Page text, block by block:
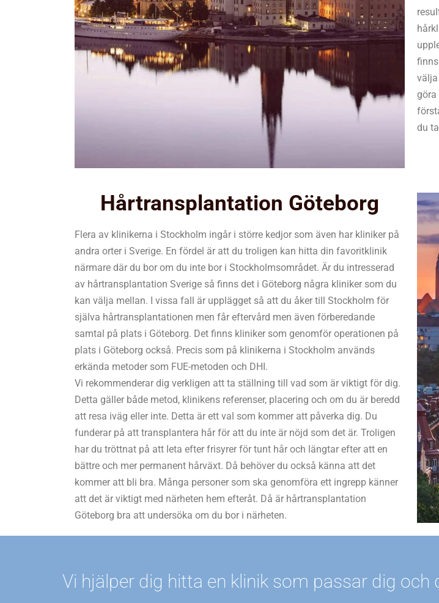
göra
du
Hårtransplantation Göteborg
Flera av klinikerna i Stockholm ingår i större kedjor som även har kliniker på
andra orter i Sverige. En fördel är att du troligen kan hitta din favoritklinik
närmare där du bor om du inte bor i Stockholmsområdet. Är du intresserad
av hårtransplantation Sverige så finns det i Göteborg några kliniker som du
kan välja mellan. I vissa fall är upplägget så att du åker till Stockholm för
själva hårtransplantationen men får eftervård men även förberedande
samtal på plats i Göteborg. Det finns kliniker som genomför operationen på
plats i Göteborg också. Precis som på klinikerna i Stockholm används
erkända metoder som FUE-metoden och DHI.
Vi rekommenderar dig verkligen att ta ställning till vad som är viktigt för dig.
Detta gäller både metod, klinikens referenser, placering och om du är beredd
att resa iväg eller inte. Detta är ett val som kommer att påverka dig. Du
funderar på att transplantera hår för att du inte är nöjd som det är. Troligen
har du tröttnat på att leta efter frisyrer för tunt hår och längtar efter att en
bättre och mer permanent hårväxt. Då behöver du också känna att det
kommer att bli bra. Många personer som ska genomföra ett ingrepp känner
att det är viktigt med närheten hem efteråt. Då är hårtransplantation
Göteborg bra att undersöka om du bor i närheten.
Vi hjälper dig hitta en klinik som passar dig och